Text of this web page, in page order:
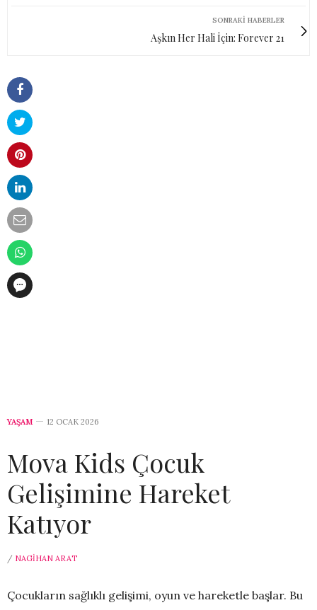
SONRAKI HABERLER
Aşkın Her Hali İçin: Forever 21
YAŞAM 12 OCAK 2026
Mova Kids Çocuk
Gelişimine Hareket
Katıyor
/ NAGIHAN ARAT
Çocukların sağlıklı gelişimi, oyun ve hareketle başlar. Bu